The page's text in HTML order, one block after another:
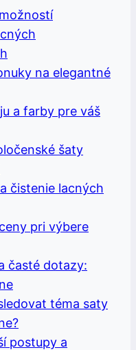
na elegantné
a farby pre váš
šaty
čistenie lacných
pri výbere
časté dotazy:
téma saty
postupy a